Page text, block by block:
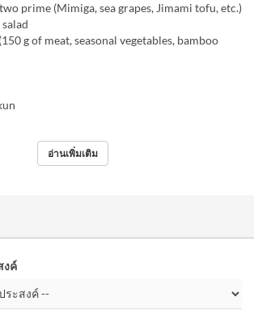
prime (Mimiga, sea grapes, Jimami tofu, etc.)
g of meat, seasonal vegetables, bamboo
อ่านเพิ่มเติม
งค์